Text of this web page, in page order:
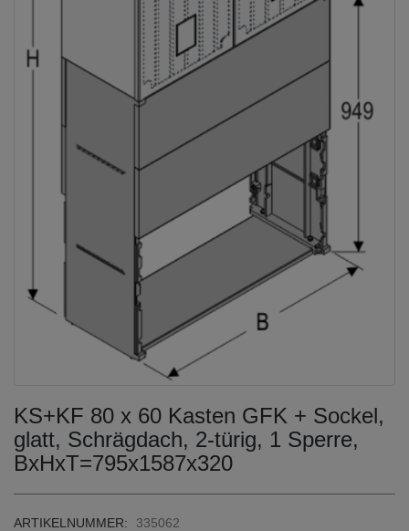
KS+KF 80 x 60 Kasten GFK + Sockel,
glatt, Schrägdach, 2-türig, 1 Sperre,
BxHxT=795x1587x320
ARTIKELNUMMER: 335062